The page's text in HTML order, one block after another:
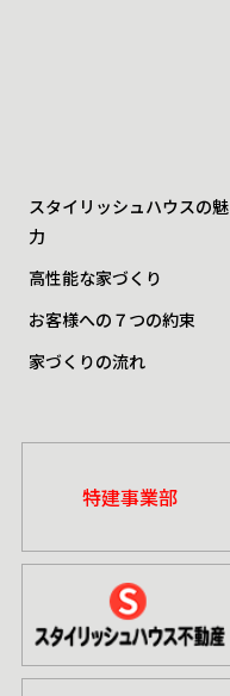
スタイリッシュハウスの魅
力
高性能な家づくり
お客様への７つの約束
家づくりの流れ
特建事業部